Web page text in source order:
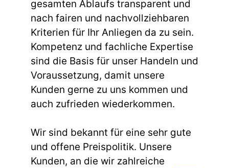
gesamten Ablaufs transparent und
nach fairen und nachvollziehbaren
Kriterien für Ihr Anliegen da zu sein.
Kompetenz und fachliche Expertise
sind die Basis für unser Handeln und
Voraussetzung, damit unsere
Kunden gerne zu uns kommen und
auch zufrieden wiederkommen.
Wir sind bekannt für eine sehr gute
und offene Preispolitik. Unsere
Kunden, an die wir zahlreiche